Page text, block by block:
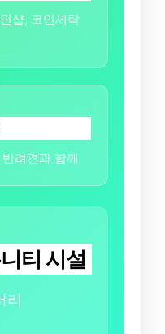
샵, 코인세탁
려견과 함께
티 시설
리